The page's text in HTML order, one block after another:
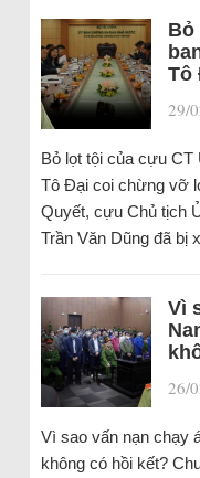
Bỏ
Tô
29/
Bỏ lọt tội của cựu
Tô Đại coi chừng vỡ
Quyết, cựu Chủ tịch
Trần Văn Dũng đã bị
Vì
26/
Vì sao vấn nạn chạy
không có hồi kết?